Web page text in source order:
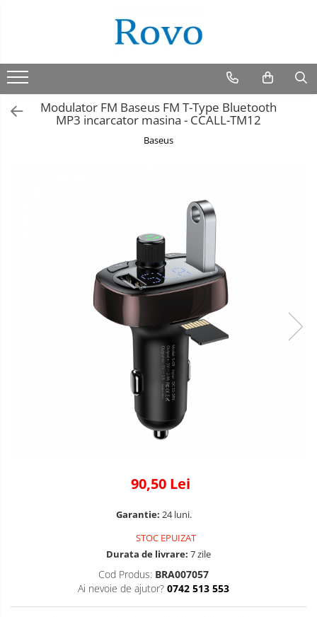
Modulator FM Baseus FM T-Type Bluetooth
MP3 incarcator masina - CCALL-TM12
Baseus
90,50 Lei
Garantie: 24 luni.
STOC EPUIZAT
Durata de livrare: 7 zile
Cod Produs: BRA007057
Ai nevoie de ajutor? 0742 513 553